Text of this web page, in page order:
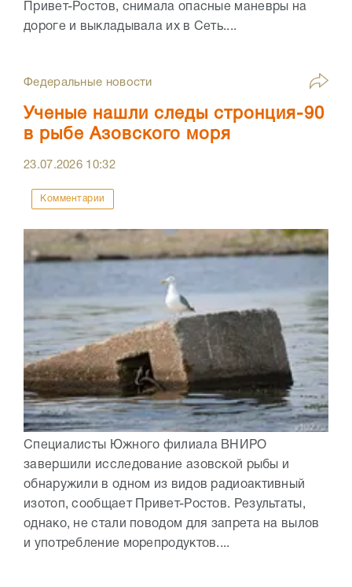
Привет-Ростов, снимала опасные маневры на
дороге и выкладывала их в Сеть....
Федеральные новости
Ученые нашли следы стронция-90
в рыбе Азовского моря
23.07.2026 10:32
Комментарии
Специалисты Южного филиала ВНИРО
завершили исследование азовской рыбы и
обнаружили в одном из видов радиоактивный
изотоп, сообщает Привет-Ростов. Результаты,
однако, не стали поводом для запрета на вылов
и употребление морепродуктов....